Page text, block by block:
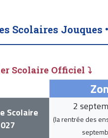
Scolaires Jouques •
Scolaire Officiel ⤵
Scolaire
2
(la rentrée des